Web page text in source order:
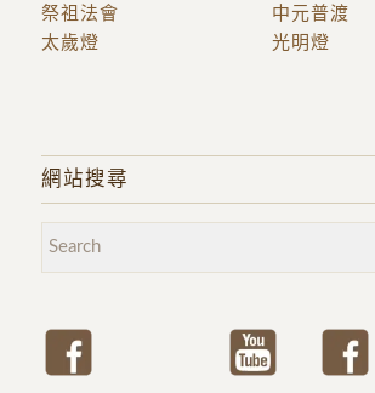
祭祖法會
中元普渡
太歲燈
光明燈
網站搜尋